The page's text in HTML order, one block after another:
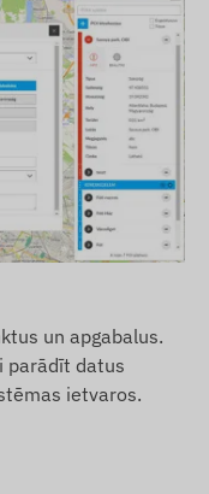
un apgabalus.
parādīt datus
ietvaros.